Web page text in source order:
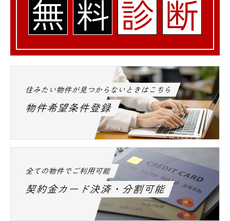
住みたい物件が見つからないときはこちら
物件希望条件登録
全ての物件でご利用可能
契約金カード決済・分割可能